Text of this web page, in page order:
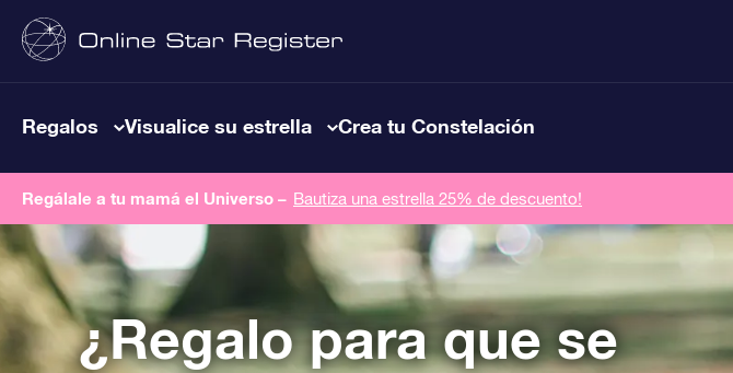
Regalos Visualice su estrella Crea tu Constelación
Regálale a tu mamá el Universo – Bautiza una estrella 25% de descuento!
¿Regalo para que se